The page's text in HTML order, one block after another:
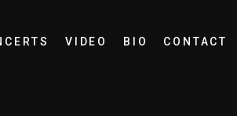
VIDEO BIO CONTACT